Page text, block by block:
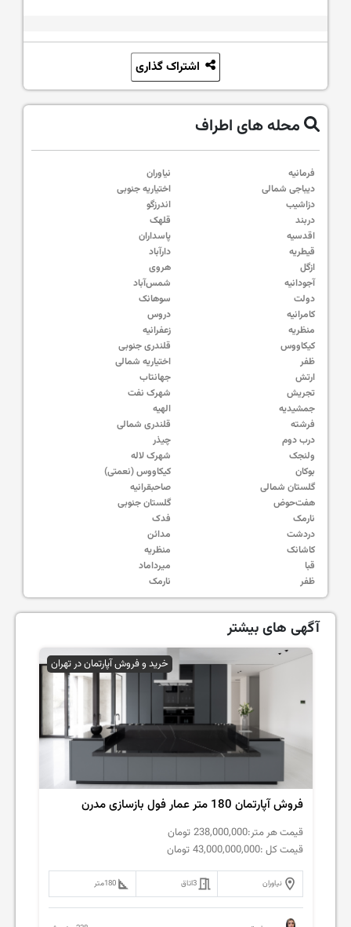
محله های اطراف
فرمانیه
نیاوران
دیباجی شمالی
اختیاریه جنوبی
دزاشیب
اندرزگو
دربند
قلهک
اقدسیه
پاسداران
قیطریه
دارآباد
ازگل
هروی
آجودانیه
شمس‌آباد
دولت
سوهانک
کامرانیه
دروس
منظریه
زعفرانیه
کیکاووس
قلندری جنوبی
ظفر
اختیاریه شمالی
ارتش
جهانتاب
تجریش
شهرک نفت
جمشیدیه
الهیه
فرشته
قلندری شمالی
درب دوم
چیذر
ولنجک
شهرک لاله
بوکان
کیکاووس (نعمتی)
گلستان شمالی
صاحبقرانیه
هفت‌حوض
گلستان جنوبی
نارمک
فدک
دردشت
مدائن
کاشانک
منظریه
قبا
میرداماد
ظفر
نارمک
آگهی های بیشتر
خرید و فروش آپارتمان در تهران
فروش‌ آپارتمان 180 متر عمار فول بازسازی مدرن
قیمت هر متر:238,000,000 تومان
قیمت کل :43,000,000,000 تومان
نیاوران 3اتاق 180متر